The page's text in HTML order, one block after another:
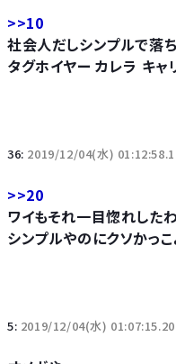
>>10
社会人だしシンプルで落
タグホイヤー カレラ キャ
36: 2019/12/04(水)
>>20
ワイもそれ一目惚れした
シンプルやのにクソかっ
5: 2019/12/04(水)